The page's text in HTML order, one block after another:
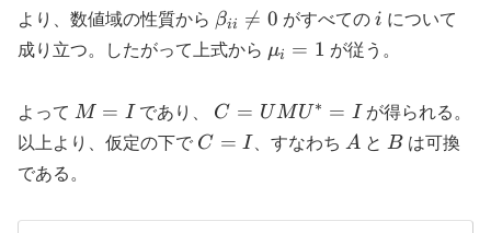
より、数値域の性質から \beta_{ii}
\neq 0
βii 
= 0 がすべての i
i について
成り立つ。したがって上式から \mu_i
μi = 1 が従う。
よって M
=
I
M = I であり、 C =
C = UMU∗ = I が得られる。
以上より、仮定の下で C
C = I 、すなわち A
A と B
Bは可換
である。